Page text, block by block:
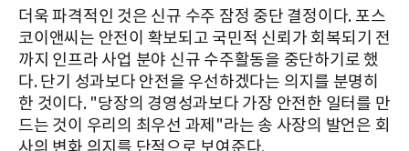
더욱 파격적인 것은 신규 수주 잠정 중단 결정이다. 포스
코이앤씨는 안전이 확보되고 국민적 신뢰가 회복되기 전
까지 인프라 사업 분야 신규 수주활동을 중단하기로 했
다. 단기 성과보다 안전을 우선하겠다는 의지를 분명히
한 것이다. "당장의 경영성과보다 가장 안전한 일터를 만
드는 것이 우리의 최우선 과제"라는 송 사장의 발언은 회